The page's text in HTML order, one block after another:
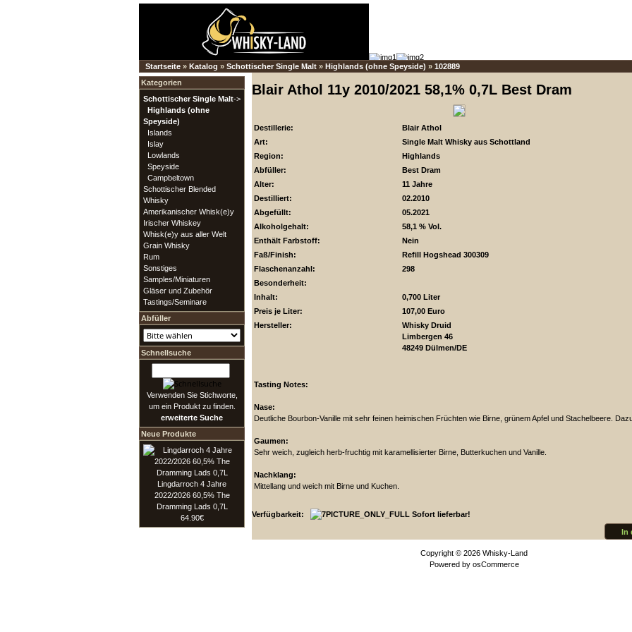
Startseite » Katalog » Schottischer Single Malt » Highlands (ohne Speyside) » 102889
Blair Athol 11y 2010/2021 58,1% 0,7L Best Dram
Destillerie:
Blair Athol
Art:
Single Malt Whisky aus Schottland
Region:
Highlands
Abfüller:
Best Dram
Alter:
11 Jahre
Destilliert:
02.2010
Abgefüllt:
05.2021
Alkoholgehalt:
58,1 % Vol.
Enthält Farbstoff:
Nein
Faß/Finish:
Refill Hogshead 300309
Flaschenanzahl:
298
Besonderheit:
Inhalt:
0,700 Liter
Preis je Liter:
107,00 Euro
Hersteller:
Whisky Druid
Limbergen 46
48249 Dülmen/DE
Tasting Notes:
Nase:
Deutliche Bourbon-Vanille mit sehr feinen heimischen Früchten wie Birne, grünem Apfel und Stachelbeere.
Gaumen:
Sehr weich, zugleich herb-fruchtig mit karamellisierter Birne, Butterkuchen und Vanille.
Nachklang:
Mittellang und weich mit Birne und Kuchen.
Verfügbarkeit: Sofort lieferbar!
In
Kategorien
Schottischer Single Malt->
Highlands (ohne
Speyside)
Islands
Islay
Lowlands
Speyside
Campbeltown
Schottischer Blended
Whisky
Amerikanischer Whisk(e)y
Irischer Whiskey
Whisk(e)y aus aller Welt
Grain Whisky
Rum
Sonstiges
Samples/Miniaturen
Gläser und Zubehör
Tastings/Seminare
Abfüller
Schnellsuche
Verwenden Sie Stichworte,
um ein Produkt zu finden.
erweiterte Suche
Neue Produkte
Lingdarroch 4 Jahre
2022/2026 60,5% The
Dramming Lads 0,7L
64.90€
Copyright © 2026 Whisky-Land
Powered by osCommerce